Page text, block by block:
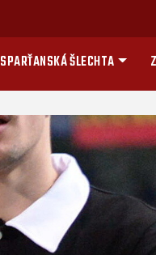
SPARŤANSKÁ ŠLECHTA